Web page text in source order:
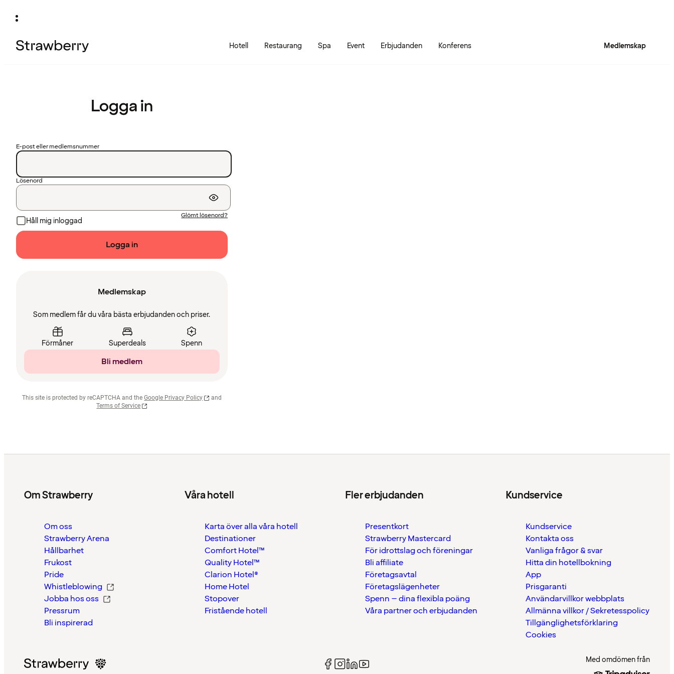
Hotell Restaurang Spa Event Erbjudanden Konferens Medlemskap
Logga in
E-post eller medlemsnummer
Lösenord
Håll mig inloggad
Glömt lösenord?
Logga in
Medlemskap
Som medlem får du våra bästa erbjudanden och priser.
Förmåner Superdeals Spenn
Bli medlem
This site is protected by reCAPTCHA and the Google Privacy Policy
and
Terms of Service
Om Strawberry
Om oss
Strawberry Arena
Hållbarhet
Frukost
Pride
Whistleblowing
Jobba hos oss
Pressrum
Bli inspirerad
Våra hotell
Karta över alla våra hotell
Destinationer
Comfort Hotel™
Quality Hotel™
Clarion Hotel®
Home Hotel
Stopover
Fristående hotell
Fler erbjudanden
Presentkort
Strawberry Mastercard
För idrottslag och föreningar
Bli affiliate
Företagsavtal
Företagslägenheter
Spenn – dina flexibla poäng
Våra partner och erbjudanden
Kundservice
Kundservice
Kontakta oss
Vanliga frågor & svar
Hitta din hotellbokning
App
Prisgaranti
Användarvillkor webbplats
Allmänna villkor / Sekretesspolicy
Tillgänglighetsförklaring
Cookies
Med omdömen från